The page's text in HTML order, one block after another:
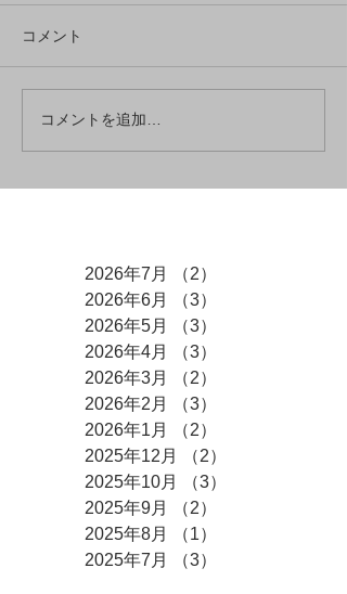
2026年7月 （2）
2026年6月
（3）
2026年5月
（3）
2026年4月
（3）
2026年3月
（2）
2026年2月
（3）
2026年1月
（2）
2025年12月
（2）
2025年10月
（3）
2025年9月
（2）
2025年8月
（1）
2025年7月
（3）
コメント
コメントを追加…